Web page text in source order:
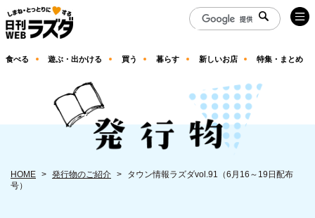
食べる 遊ぶ・出かける 買う 暮らす 新しいお店 特集・まとめ
HOME 発行物のご紹介
タウン情報ラズダvol.91（6月16～19日配布
号）